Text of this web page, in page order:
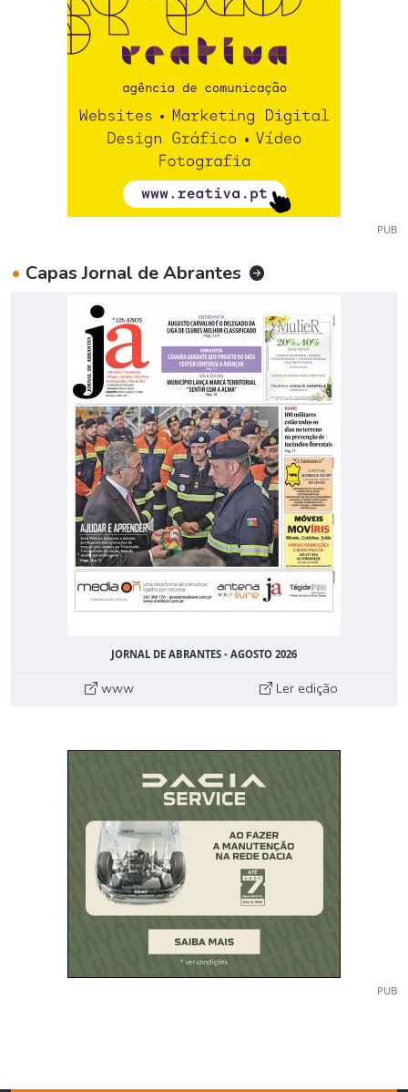
PUB
• Capas Jornal de Abrantes
JORNAL DE ABRANTES - AGOSTO 2026
www Ler edição
PUB